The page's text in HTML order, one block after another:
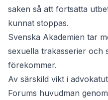
saken så att fortsatta
kunnat stoppas.
Svenska Akademien tar
sexuella trakasserier och
förekommer.
Av särskild vikt i
Forums huvudman